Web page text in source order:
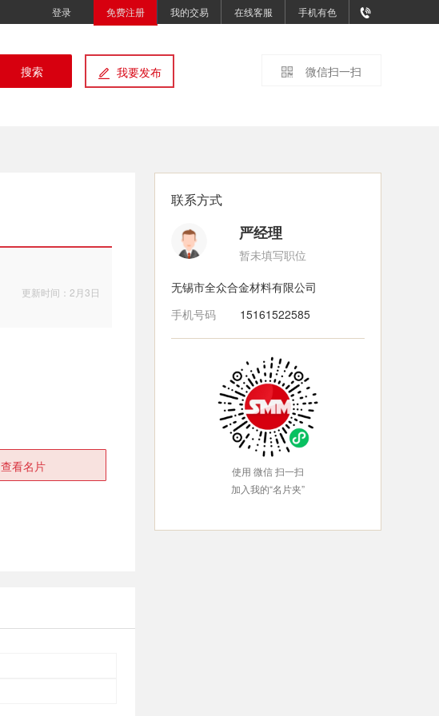
登录 免费注册 我的交易 在线客服 手机有色
搜索 我要发布 微信扫一扫
更新时间：2月3日
查看名片
联系方式
严经理
暂未填写职位
无锡市全众合金材料有限公司
手机号码
15161522585
使用 微信 扫一扫
加入我的“名片夹”